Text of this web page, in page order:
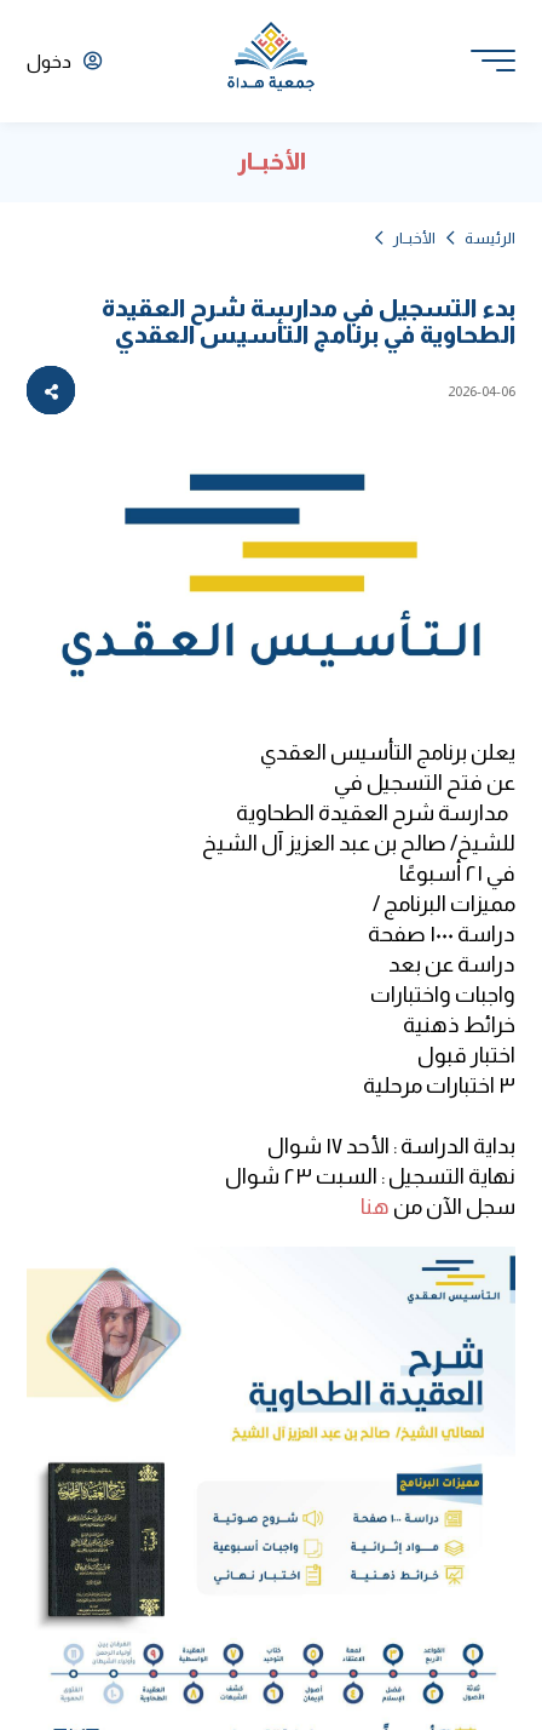
دخول
الأخبــار
الرئيسة الأخبــار
بدء التسجيل في مدارسة شرح العقيدة
الطحاوية في برنامج التأسيس العقدي
2026-04-06
يعلن برنامج التأسيس العقدي
عن فتح التسجيل في
مدارسة شرح العقيدة الطحاوية
للشيخ/ صالح بن عبد العزيز آل الشيخ
في ٢١ أسبوعًا
مميزات البرنامج /
دراسة ١٠٠٠ صفحة
دراسة عن بعد
واجبات واختبارات
خرائط ذهنية
اختبار قبول
٣ اختبارات مرحلية
بداية الدراسة : الأحد ١٧ شوال
نهاية التسجيل : السبت ٢٣ شوال
سجل الآن من هنا